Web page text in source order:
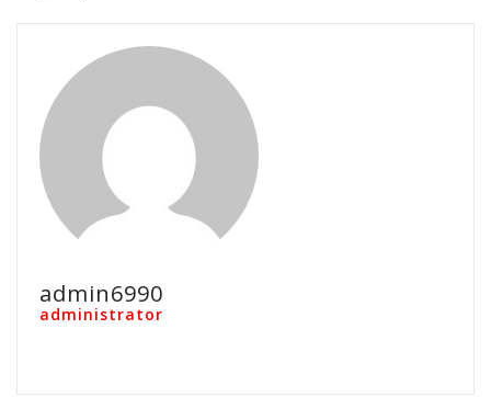
admin6990
administrator